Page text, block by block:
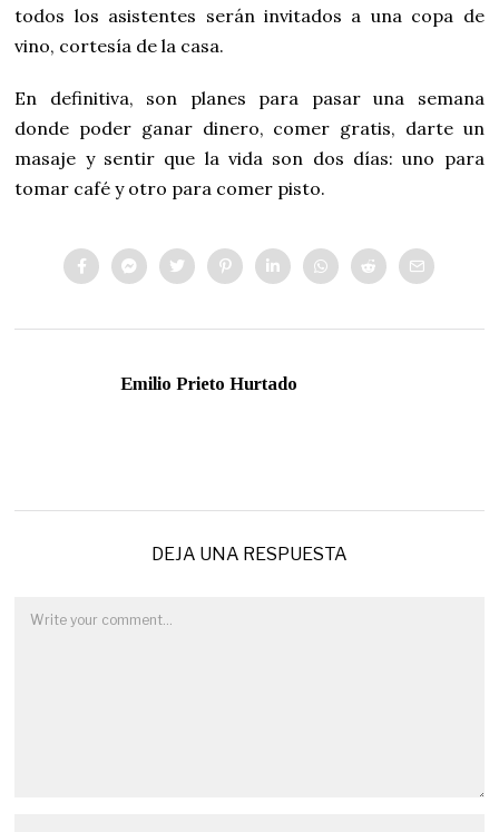
todos los asistentes serán invitados a una copa de
vino, cortesía de la casa.
En definitiva, son planes para pasar una semana
donde poder ganar dinero, comer gratis, darte un
masaje y sentir que la vida son dos días: uno para
tomar café y otro para comer pisto.
Emilio Prieto Hurtado
DEJA UNA RESPUESTA